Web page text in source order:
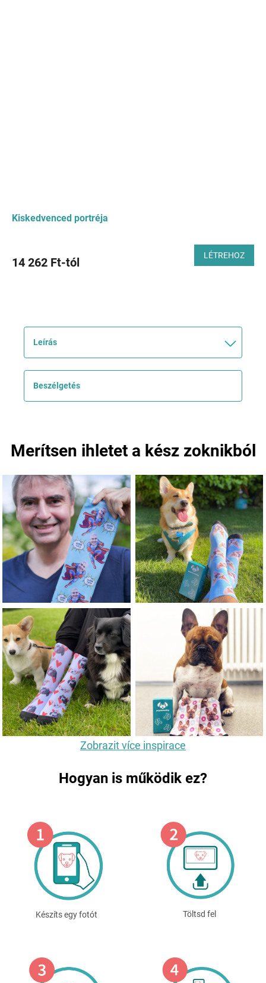
Kiskedvenced portréja
14 262 Ft-tól LÉTREHOZ
Leírás
Beszélgetés
Merítsen ihletet a kész zoknikból
Zobrazit více inspirace
Hogyan is működik ez?
Készíts egy fotót Töltsd fel